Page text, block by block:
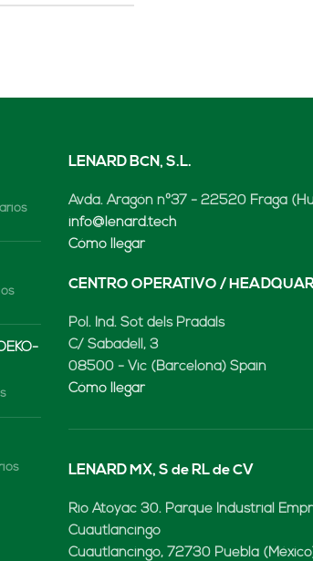
LENARD BCN, S.L.
Avda. Aragón nº37 - 22520 Fraga
info@lenard.tech
Cómo llegar
CENTRO OPERATIVO /
Pol. Ind. Sot dels Pradals
C/ Sabadell, 3
08500 - Vic (Barcelona) Spain
Cómo llegar
LENARD MX, S de RL de CV
Rio Atoyac 30. Parque Industrial
Cuautlancingo
Cuautlancingo, 72730 Puebla